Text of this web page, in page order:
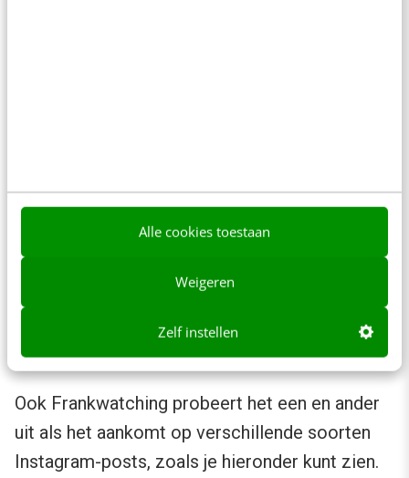
Alle cookies toestaan
Weigeren
Zelf instellen
en meet wekelijks welke vorm het beste
werkt: zo kom je misschien tot nieuwe
de laatste Instagramtrends
gaten en pas je content daarop aan waar
Ook Frankwatching probeert het een en ander
uit als het aankomt op verschillende soorten
Instagram-posts, zoals je hieronder kunt zien.